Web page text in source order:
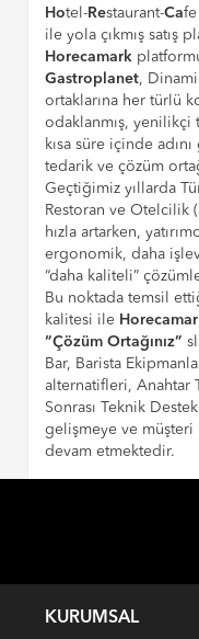
Hotel-Restaurant-Ca
ile yola çıkmış satış
Horecamark
Gastroplanet,
ortaklarına her türlü
odaklanmış, yenilikçi
kısa süre içinde
tedarik ve çözüm
Geçtiğimiz yıllarda
Restoran ve Otelcilik
hızla artarken,
ergonomik, daha
“daha kaliteli”
Bu noktada temsil
kalitesi ile
“Çözüm Ortağınız”
Bar, Barista
alternatifleri, Anahtar
Sonrası Teknik
gelişmeye ve müşteri
devam etmektedir.
KURUMSAL